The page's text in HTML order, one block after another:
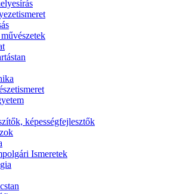
képességfejlesztők
Ismeretek